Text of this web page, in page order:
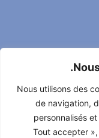
Nous utilisons des
de navigation,
personnalisés
Tout accepter